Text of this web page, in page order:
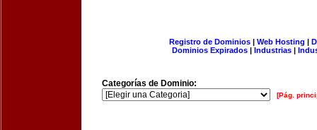
Registro de Dominios| Web Hosting |
Dominios Expirados | Industrias |
Categorías de Dominio:
[Pág.